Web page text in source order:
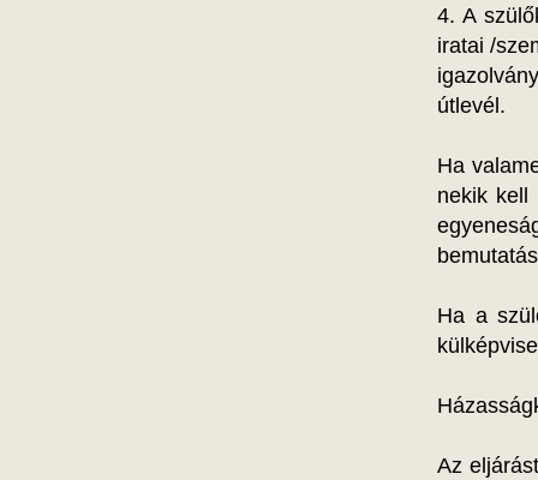
4. A
iratai /
útlevél.
Ha
nekik kell
Ha a
Az